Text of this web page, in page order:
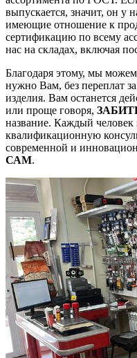
выпускается, значит, он у
имеющие отношение к
сертификацию по всему
нас на складах, включая
Благодаря этому, мы
нужно Вам, без переплат
изделия. Вам останется
или проще говоря,
название. Каждый человек
квалификационную
современной и
САМ.